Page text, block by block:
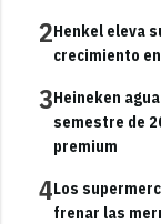
2Henkel eleva
crecimiento
3Heineken
semestre de
premium
4Los
frenar las